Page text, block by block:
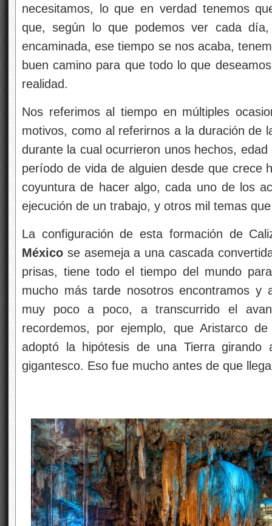
necesitamos, lo que en verdad tenemos
que, según lo que podemos ver cada
encaminada, ese tiempo se nos acaba,
buen camino para que todo lo que
realidad.
Nos referimos al tiempo en múltiples
motivos, como al referirnos a la duración de
durante la cual ocurrieron unos hechos,
período de vida de alguien desde que crece
coyuntura de hacer algo, cada uno de los
ejecución de un trabajo, y otros mil temas
La configuración de esta formación de
México se asemeja a una cascada
prisas, tiene todo el tiempo del mundo
mucho más tarde nosotros encontramos y
muy poco a poco, a transcurrido el
recordemos, por ejemplo, que Aristarco
adoptó la hipótesis de una Tierra girando
gigantesco. Eso fue mucho antes de que